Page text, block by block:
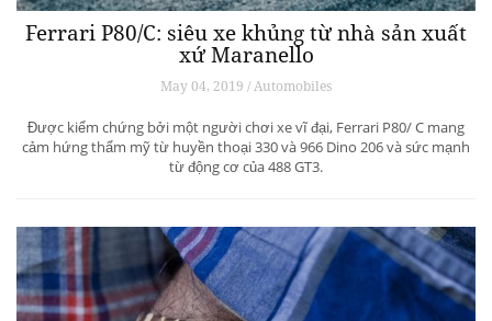
Ferrari P80/C: siêu xe khủng từ ​​nhà sản xuất
xứ Maranello
May 04, 2019 / Automobiles
Được kiểm chứng bởi một người chơi xe vĩ đại, Ferrari P80/ C mang
cảm hứng thẩm mỹ từ huyền thoại 330 và 966 Dino 206 và sức mạnh
từ động cơ của 488 GT3.